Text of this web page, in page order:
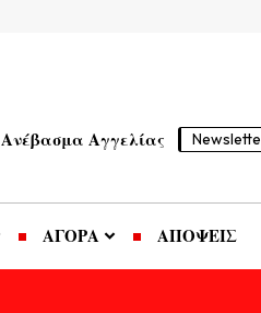
Ανέβασμα Αγγελίας
ΑΓΟΡΑ ΑΠΟΨΕΙΣ